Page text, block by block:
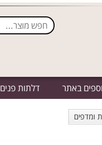
באתר דלתות פנים
ומדפים